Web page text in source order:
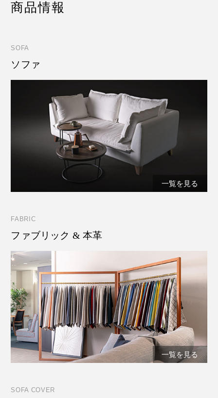
商品情報
SOFA
ソファ
一覧を見る
FABRIC
ファブリック & 本革
一覧を見る
SOFA COVER